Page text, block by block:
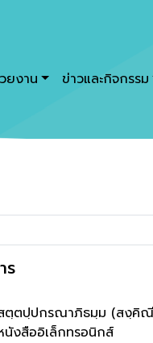
ยงาน ข่าวและกิจกรรม
ร
ตฺตปฺปกรณาภิธมฺม (สงฺคิณี
นังสืออิเล็กทรอนิกส์